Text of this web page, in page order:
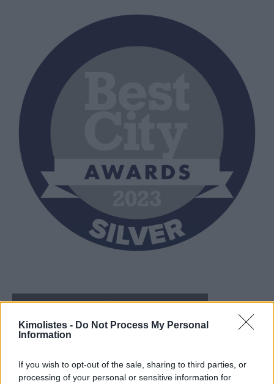
Kimolistes - Do Not Process My Personal
Information
If you wish to opt-out of the sale, sharing to third parties, or
processing of your personal or sensitive information for